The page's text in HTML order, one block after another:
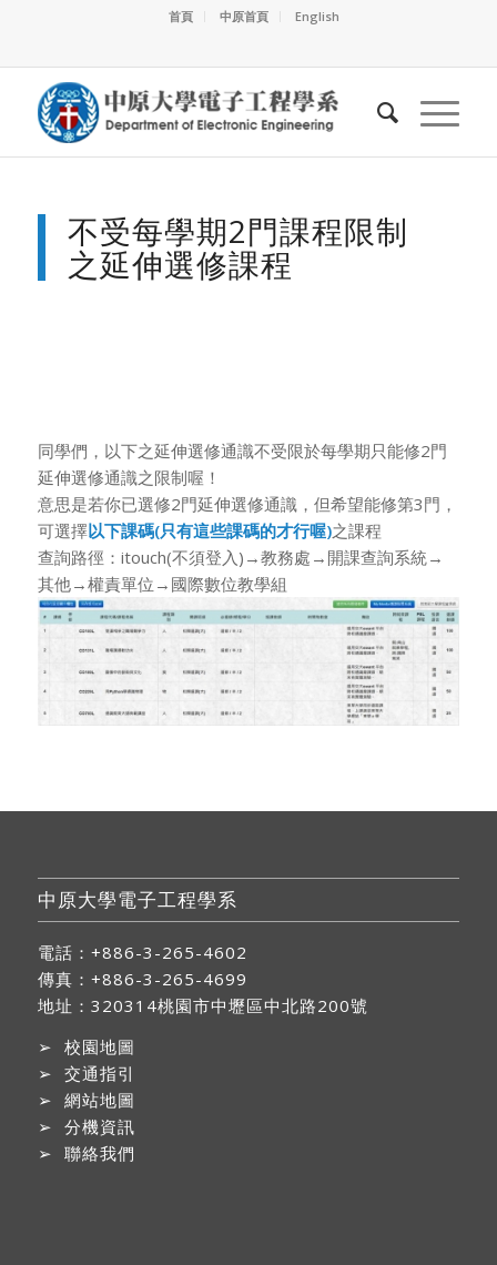
首頁 中原首頁 English
不受每學期2門課程限制
之延伸選修課程
同學們，以下之延伸選修通識不受限於每學期只能修2門
延伸選修通識之限制喔！
意思是若你已選修2門延伸選修通識，但希望能修第3門，
可選擇以下課碼(只有這些課碼的才行喔)之課程
查詢路徑：itouch(不須登入)→教務處→開課查詢系統→
其他→權責單位→國際數位教學組
中原大學電子工程學系
電話：+886-3-265-4602
傳真：+886-3-265-4699
地址： 320314桃園市中壢區中北路200號
➢ 校園地圖
➢ 交通指引
➢ 網站地圖
➢ 分機資訊
➢ 聯絡我們